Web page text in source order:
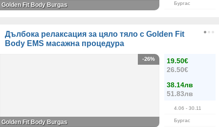
Бургас
Golden Fit Body Burgas
Дълбока релаксация за цяло тяло с Golden Fit
Body EMS масажна процедура
19.50€
26.50€
38.14лв
51.83лв
4.06 - 30.11
Бургас
-26%
Golden Fit Body Burgas